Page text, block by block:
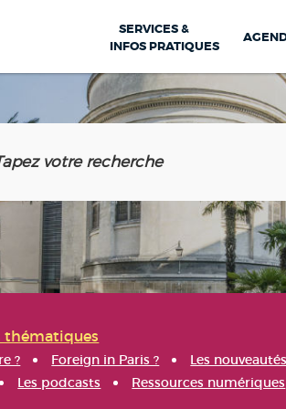
SERVICES &
INFOS PRATIQUES
thématiques
? Foreign in Paris ? Les nouveautés
Les podcasts Ressources numériques